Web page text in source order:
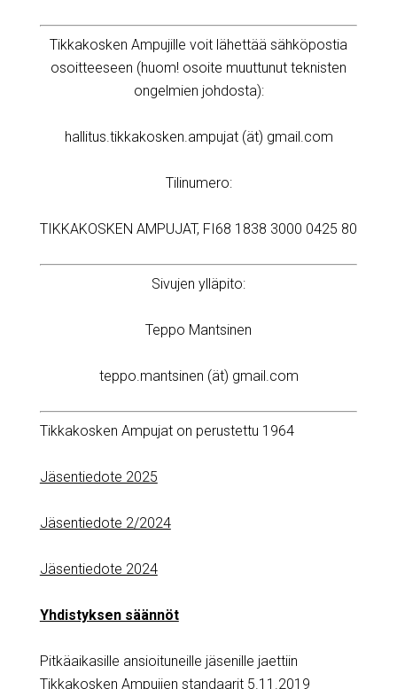
Tikkakosken Ampujille voit lähettää sähköpostia
osoitteeseen (huom! osoite muuttunut teknisten
ongelmien johdosta):
hallitus.tikkakosken.ampujat (ät) gmail.com
Tilinumero:
TIKKAKOSKEN AMPUJAT, FI68 1838 3000 0425 80
Sivujen ylläpito:
Teppo Mantsinen
teppo.mantsinen (ät) gmail.com
Tikkakosken Ampujat on perustettu 1964
Jäsentiedote 2025
Jäsentiedote 2/2024
Jäsentiedote 2024
Yhdistyksen säännöt
Pitkäaikasille ansioituneille jäsenille jaettiin
Tikkakosken Ampujien standaarit 5.11.2019